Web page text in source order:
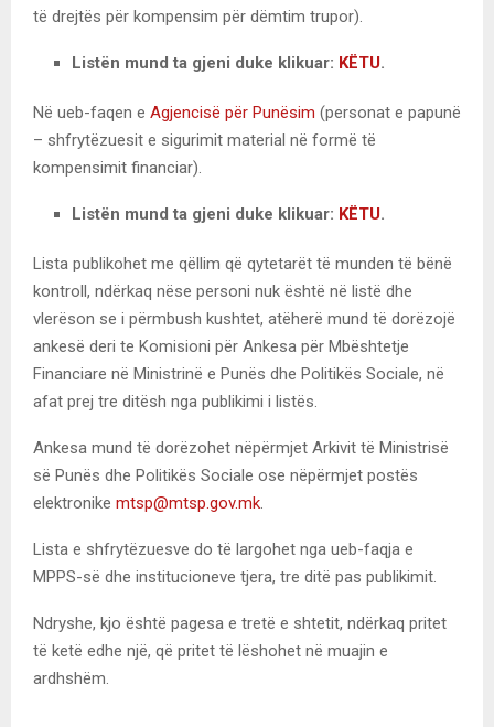
të drejtës për kompensim për dëmtim trupor).
Listën mund ta gjeni duke klikuar: KËTU.
Në ueb-faqen e Agjencisë për Punësim (personat e papunë
– shfrytëzuesit e sigurimit material në formë të
kompensimit financiar).
Listën mund ta gjeni duke klikuar: KËTU.
Lista publikohet me qëllim që qytetarët të munden të bënë
kontroll, ndërkaq nëse personi nuk është në listë dhe
vlerëson se i përmbush kushtet, atëherë mund të dorëzojë
ankesë deri te Komisioni për Ankesa për Mbështetje
Financiare në Ministrinë e Punës dhe Politikës Sociale, në
afat prej tre ditësh nga publikimi i listës.
Ankesa mund të dorëzohet nëpërmjet Arkivit të Ministrisë
së Punës dhe Politikës Sociale ose nëpërmjet postës
elektronike mtsp@mtsp.gov.mk
Lista e shfrytëzuesve do të largohet nga ueb-faqja e
MPPS-së dhe institucioneve tjera, tre ditë pas publikimit.
Ndryshe, kjo është pagesa e tretë e shtetit, ndërkaq pritet
të ketë edhe një, që pritet të lëshohet në muajin e
ardhshëm.